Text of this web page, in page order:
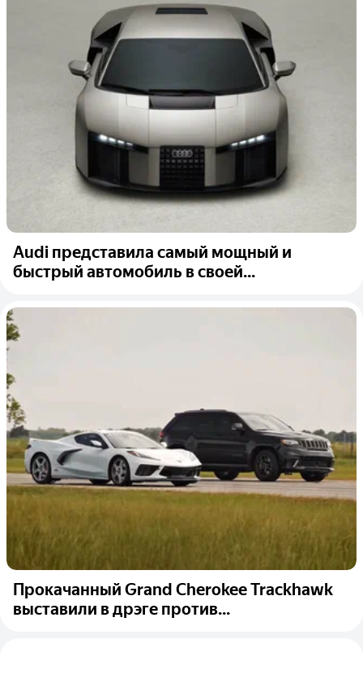
Audi представила самый мощный и
быстрый автомобиль в своей...
Прокачанный Grand Cherokee Trackhawk
выставили в дрэге против...